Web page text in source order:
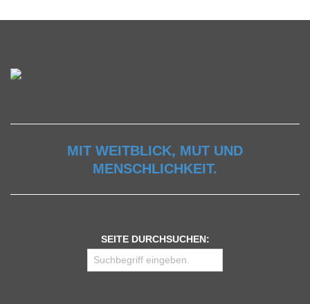
MIT WEITBLICK, MUT UND
MENSCHLICHKEIT.
SEITE DURCHSUCHEN: